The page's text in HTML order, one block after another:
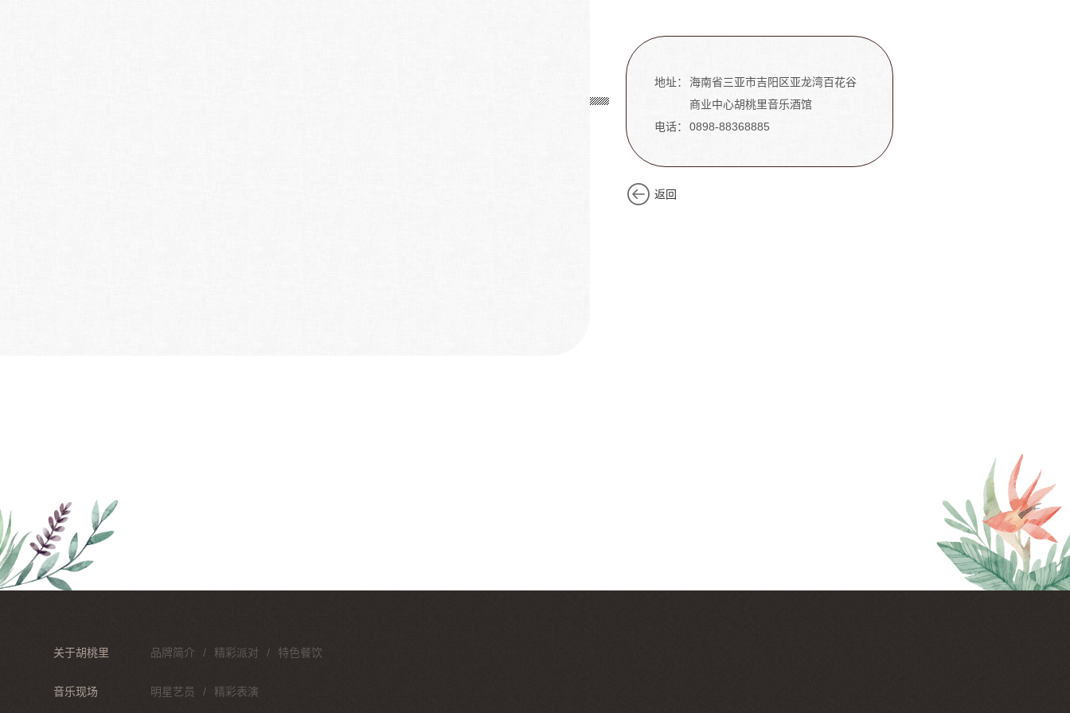
地址：
海南省三亚市吉阳区亚龙湾百花谷
商业中心胡桃里音乐酒馆
电话：
0898-88368885
返回
关于胡桃里 品牌简介 精彩派对 特色餐饮
音乐现场 明星艺员 精彩表演